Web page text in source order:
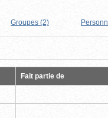
Groupes (2)
Fait partie de